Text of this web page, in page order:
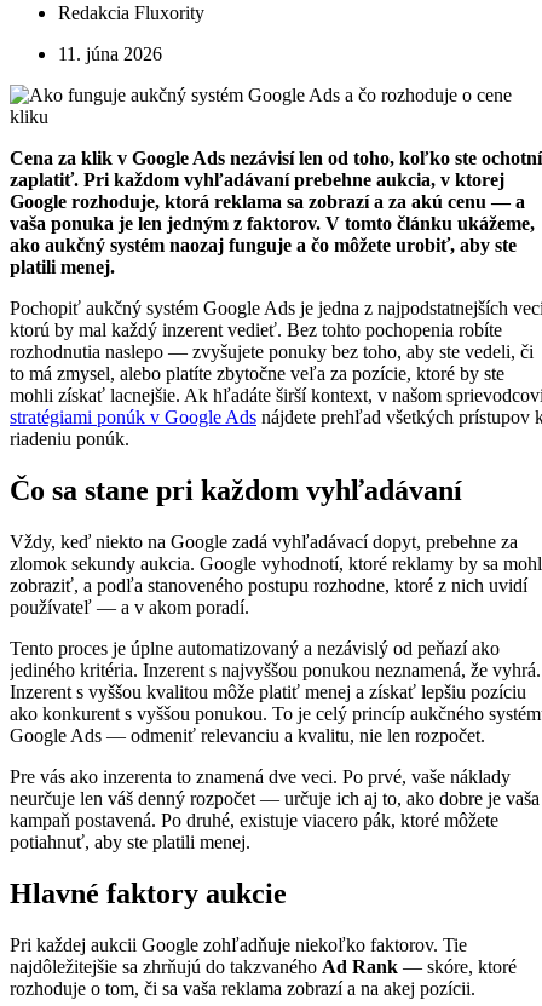
Redakcia Fluxority
11. júna 2026
Cena za klik v Google Ads nezávisí len od toho, koľko ste ochotní
zaplatiť. Pri každom vyhľadávaní prebehne aukcia, v ktorej
Google rozhoduje, ktorá reklama sa zobrazí a za akú cenu — a
vaša ponuka je len jedným z faktorov. V tomto článku ukážeme,
ako aukčný systém naozaj funguje a čo môžete urobiť, aby ste
platili menej.
Pochopiť aukčný systém Google Ads je jedna z najpodstatnejších
ktorú by mal každý inzerent vedieť. Bez tohto pochopenia robíte
rozhodnutia naslepo — zvyšujete ponuky bez toho, aby ste vedeli, či
to má zmysel, alebo platíte zbytočne veľa za pozície, ktoré by ste
mohli získať lacnejšie. Ak hľadáte širší kontext, v našom
stratégiami ponúk v Google Ads nájdete prehľad všetkých prístupov
riadeniu ponúk.
Čo sa stane pri každom vyhľadávaní
Vždy, keď niekto na Google zadá vyhľadávací dopyt, prebehne za
zlomok sekundy aukcia. Google vyhodnotí, ktoré reklamy by sa
zobraziť, a podľa stanoveného postupu rozhodne, ktoré z nich uvidí
používateľ — a v akom poradí.
Tento proces je úplne automatizovaný a nezávislý od peňazí ako
jediného kritéria. Inzerent s najvyššou ponukou neznamená, že vyhrá.
Inzerent s vyššou kvalitou môže platiť menej a získať lepšiu pozíciu
ako konkurent s vyššou ponukou. To je celý princíp aukčného
Google Ads — odmeniť relevanciu a kvalitu, nie len rozpočet.
Pre vás ako inzerenta to znamená dve veci. Po prvé, vaše náklady
neurčuje len váš denný rozpočet — určuje ich aj to, ako dobre je vaša
kampaň postavená. Po druhé, existuje viacero pák, ktoré môžete
potiahnuť, aby ste platili menej.
Hlavné faktory aukcie
Pri každej aukcii Google zohľadňuje niekoľko faktorov. Tie
najdôležitejšie sa zhrňujú do takzvaného Ad Rank — skóre, ktoré
rozhoduje o tom, či sa vaša reklama zobrazí a na akej pozícii.